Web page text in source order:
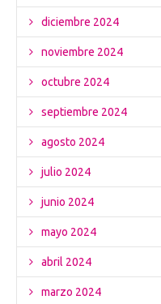
diciembre 2024
noviembre 2024
octubre 2024
septiembre 2024
agosto 2024
julio 2024
junio 2024
mayo 2024
abril 2024
marzo 2024